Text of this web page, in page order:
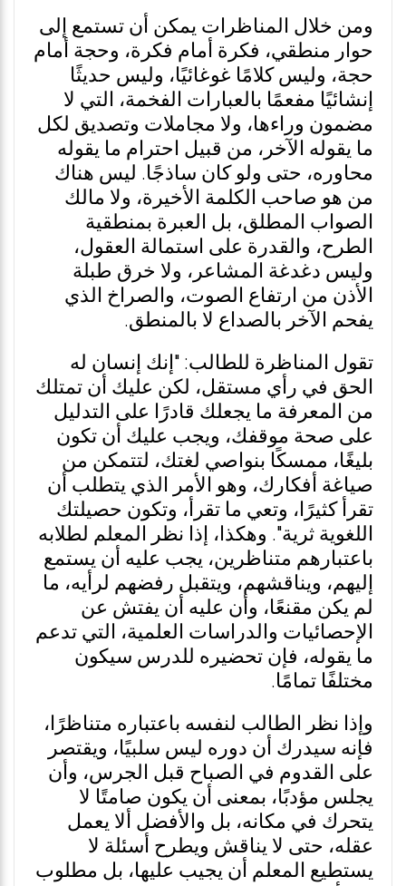
ومن خلال المناظرات يمكن أن تستمع إلى
حوار منطقي، فكرة أمام فكرة، وحجة أمام
حجة، وليس كلامًا غوغائيًا، وليس حديثًا
إنشائيًا مفعمًا بالعبارات الفخمة، التي لا
مضمون وراءها، ولا مجاملات وتصديق لكل
ما يقوله الآخر، من قبيل احترام ما يقوله
محاوره، حتى ولو كان ساذجًا. ليس هناك
من هو صاحب الكلمة الأخيرة، ولا مالك
الصواب المطلق، بل العبرة بمنطقية
الطرح، والقدرة على استمالة العقول،
وليس دغدغة المشاعر، ولا خرق طبلة
الأذن من ارتفاع الصوت، والصراخ الذي
يفحم الآخر بالصداع لا بالمنطق.
تقول المناظرة للطالب: "إنك إنسان له
الحق في رأي مستقل، لكن عليك أن تمتلك
من المعرفة ما يجعلك قادرًا على التدليل
على صحة موقفك، ويجب عليك أن تكون
بليغًا، ممسكًا بنواصي لغتك، لتتمكن من
صياغة أفكارك، وهو الأمر الذي يتطلب أن
تقرأ كثيرًا، وتعي ما تقرأ، وتكون حصيلتك
اللغوية ثرية". وهكذا، إذا نظر المعلم لطلابه
باعتبارهم متناظرين، يجب عليه أن يستمع
إليهم، ويناقشهم، ويتقبل رفضهم لرأيه، ما
لم يكن مقنعًا، وأن عليه أن يفتش عن
الإحصائيات والدراسات العلمية، التي تدعم
ما يقوله، فإن تحضيره للدرس سيكون
مختلفًا تمامًا.
وإذا نظر الطالب لنفسه باعتباره متناظرًا،
فإنه سيدرك أن دوره ليس سلبيًا، ويقتصر
على القدوم في الصباح قبل الجرس، وأن
يجلس مؤدبًا، بمعنى أن يكون صامتًا لا
يتحرك في مكانه، بل والأفضل ألا يعمل
عقله، حتى لا يناقش ويطرح أسئلة لا
يستطيع المعلم أن يجيب عليها، بل مطلوب